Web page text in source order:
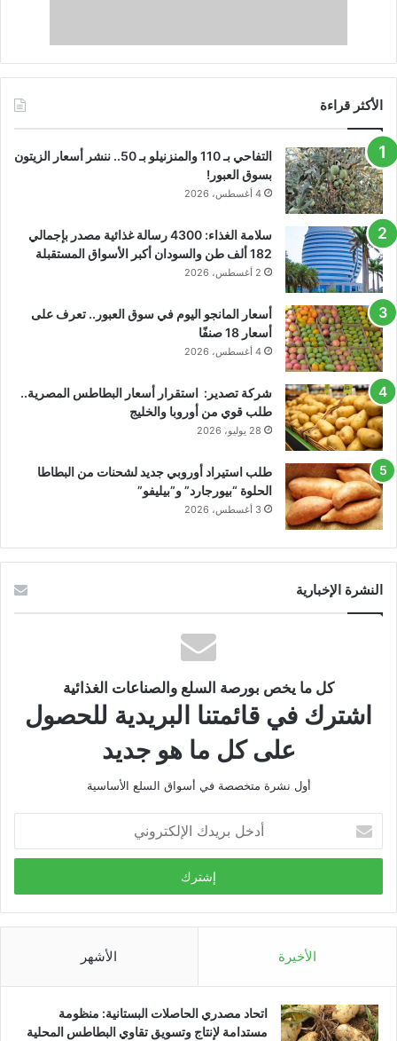
الأكثر قراءة
التفاحي بـ 110 والمنزنيلو بـ 50.. ننشر أسعار الزيتون
بسوق العبور!
4 أغسطس، 2026
سلامة الغذاء: 4300 رسالة غذائية مصدر بإجمالي
182 ألف طن والسودان أكبر الأسواق المستقبلة
2 أغسطس، 2026
أسعار المانجو اليوم في سوق العبور.. تعرف على
أسعار 18 صنفًا
4 أغسطس، 2026
شركة تصدير: استقرار أسعار البطاطس المصرية..
طلب قوي من أوروبا والخليج
28 يوليو، 2026
طلب استيراد أوروبي جديد لشحنات من البطاطا
الحلوة “بيورجارد” و”بيليفو”
3 أغسطس، 2026
النشرة الإخبارية
كل ما يخص بورصة السلع والصناعات الغذائية
اشترك في قائمتنا البريدية للحصول
على كل ما هو جديد
أول نشرة متخصصة في أسواق السلع الأساسية
بريدك
الإلكتروني
الأخيرة الأشهر
اتحاد مصدري الحاصلات البستانية: منظومة
مستدامة لإنتاج وتسويق تقاوي البطاطس المحلية